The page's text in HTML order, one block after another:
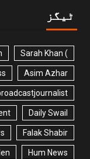
ٹیگز
) Sarah Khan
Asim Azhar
Daily Swail
Falak Shabir
Hum News